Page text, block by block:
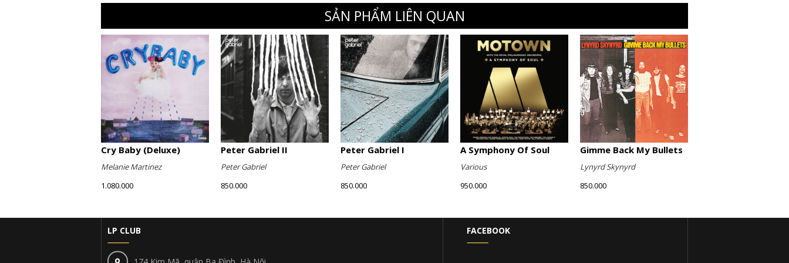
SẢN PHẨM LIÊN QUAN
Cry Baby (Deluxe)
Melanie Martinez
1.080.000
Peter Gabriel II
Peter Gabriel
850.000
Peter Gabriel I
Peter Gabriel
850.000
A Symphony Of Soul
Various
950.000
Gimme Back My Bullets
Lynyrd Skynyrd
850.000
LP CLUB FACEBOOK